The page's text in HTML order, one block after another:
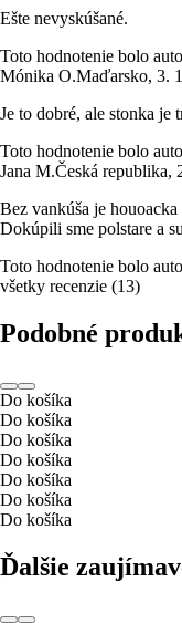
Ešte nevyskúšané.
Toto hodnotenie bolo
Mónika O.Maďarsko, 3.
Je to dobré, ale stonka je
Toto hodnotenie bolo
Jana M.Česká republika,
Bez vankúša je
Dokúpili sme polstare a
Toto hodnotenie bolo
všetky recenzie (13)
Podobné
Do košíka
Do košíka
Do košíka
Do košíka
Do košíka
Do košíka
Do košíka
Ďalšie